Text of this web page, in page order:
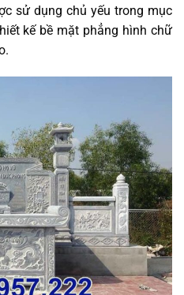
sử dụng chủ yếu trong mục
kế bề mặt phẳng hình chữ